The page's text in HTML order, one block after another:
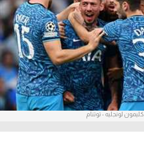
كليمون لونجليه - توتنام